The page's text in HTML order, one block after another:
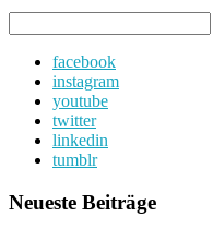
nach:
facebook
instagram
youtube
twitter
linkedin
tumblr
Neueste Beiträge